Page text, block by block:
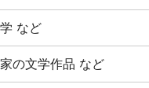
など
の文学作品 など